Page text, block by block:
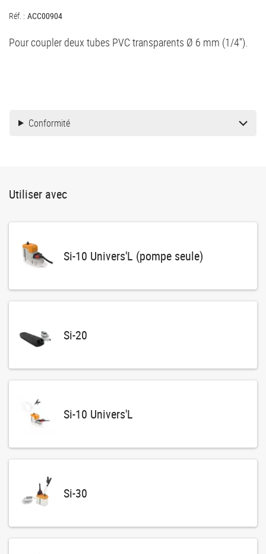
Réf. : ACC00904
Pour coupler deux tubes PVC transparents Ø 6 mm (1/4'').
Conformité
Utiliser avec
Si-10 Univers'L (pompe seule)
Si-20
Si-10 Univers'L
Si-30